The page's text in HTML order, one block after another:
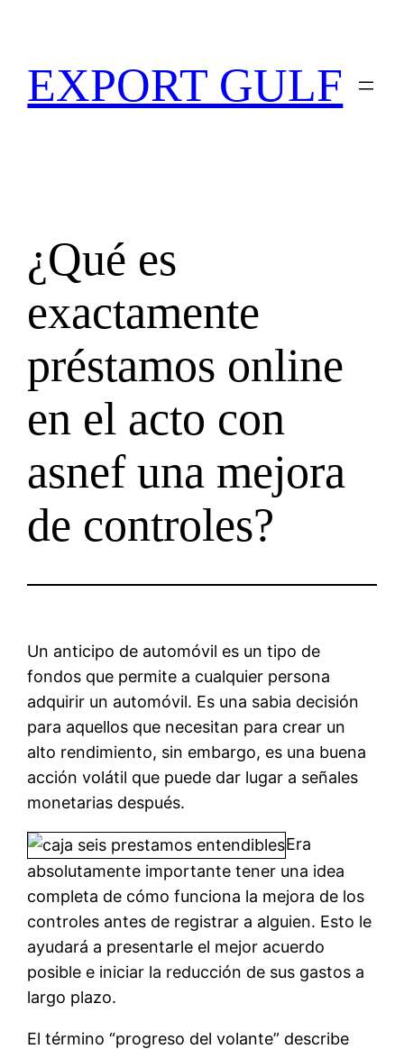
EXPORT GULF
¿Qué es
exactamente
préstamos online
en el acto con
asnef una mejora
de controles?
Un anticipo de automóvil es un tipo de
fondos que permite a cualquier persona
adquirir un automóvil. Es una sabia decisión
para aquellos que necesitan para crear un
alto rendimiento, sin embargo, es una buena
acción volátil que puede dar lugar a señales
monetarias después.
Era
absolutamente importante tener una idea
completa de cómo funciona la mejora de los
controles antes de registrar a alguien. Esto le
ayudará a presentarle el mejor acuerdo
posible e iniciar la reducción de sus gastos a
largo plazo.
El término “progreso del volante” describe